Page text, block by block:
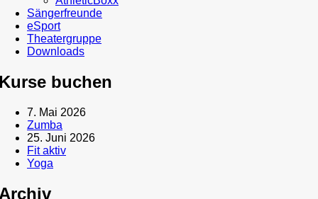
Sängerfreunde
eSport
Theatergruppe
Downloads
buchen
7. Mai 2026
Zumba
25. Juni 2026
Fit aktiv
Yoga